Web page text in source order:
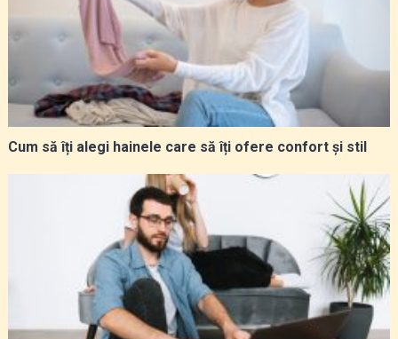
Cum să îți alegi hainele care să îți ofere confort și stil